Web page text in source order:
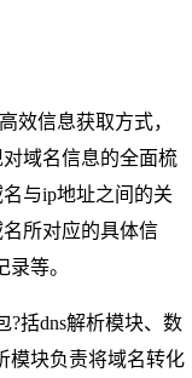
效信息获取方式，
域名信息的全面梳
与ip地址之间的关
所对应的具体信
等。
?括dns解析模块、数
模块负责将域名转化